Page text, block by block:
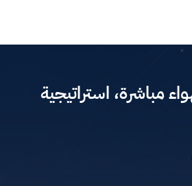
مباشرة، استراتيجية